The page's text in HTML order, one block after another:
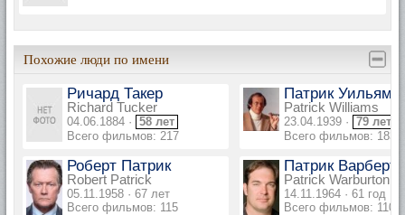
Похожие люди по имени
Ричард Такер
Richard Tucker
04.06.1884 · 58 лет
Всего фильмов: 217
Патрик Уильямс
Patrick Williams
23.04.1939 · 79 лет
Всего фильмов: 183
Роберт Патрик
Robert Patrick
05.11.1958 · 67 лет
Всего фильмов: 115
Патрик
Patrick Warburton
14.11.1964 · 61 год
Всего фильмов: 110